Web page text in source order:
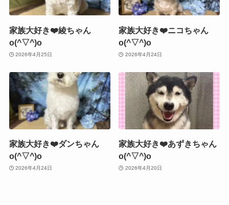
家族大好き❤️綾ちゃん
o(^▽^)o
2026年4月25日
家族大好き❤️ニコちゃん
o(^▽^)o
2026年4月24日
家族大好き❤️ダンちゃん
o(^▽^)o
2026年4月24日
家族大好き❤️あずきちゃん
o(^▽^)o
2026年4月20日